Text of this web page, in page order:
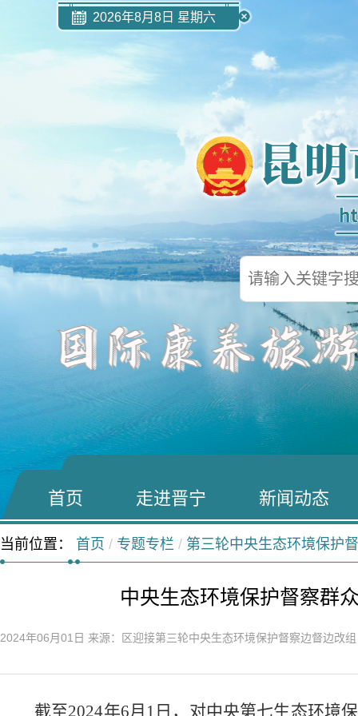
2026年8月8日 星期六
首页 走进晋宁 新闻动态
当前位置： 首页 / 专题专栏 / 第三轮中央生态环境保护
中央生态环境保护督察群
2024年06月01日 来源：区迎接第三轮中央生态环境保护督察边督边
截至2024年6月 1 日，对中央第七生态环境